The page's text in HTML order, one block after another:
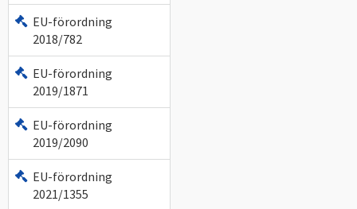
EU-förordning
2018/782
EU-förordning
2019/1871
EU-förordning
2019/2090
EU-förordning
2021/1355